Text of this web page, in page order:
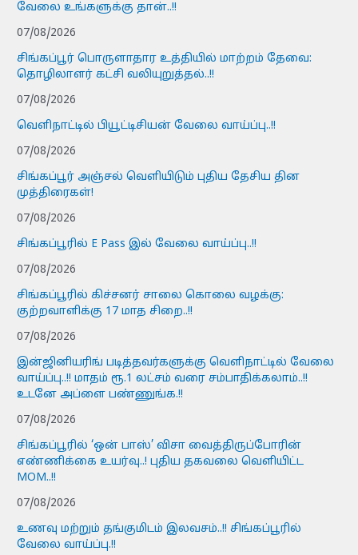
வேலை உங்களுக்கு தான்..!!
07/08/2026
சிங்கப்பூர் பொருளாதார உத்தியில் மாற்றம் தேவை:
தொழிலாளர் கட்சி வலியுறுத்தல்..!!
07/08/2026
வெளிநாட்டில் பியூட்டிசியன் வேலை வாய்ப்பு..!!
07/08/2026
சிங்கப்பூர் அஞ்சல் வெளியிடும் புதிய தேசிய தின
முத்திரைகள்!
07/08/2026
சிங்கப்பூரில் E Pass இல் வேலை வாய்ப்பு..!!
07/08/2026
சிங்கப்பூரில் கிச்சனர் சாலை கொலை வழக்கு:
குற்றவாளிக்கு 17 மாத சிறை..!!
07/08/2026
இன்ஜினியரிங் படித்தவர்களுக்கு வெளிநாட்டில் வேலை
வாய்ப்பு..!! மாதம் ரூ.1 லட்சம் வரை சம்பாதிக்கலாம்..!!
உடனே அப்ளை பண்ணுங்க.!!
07/08/2026
சிங்கப்பூரில் ‘ஒன் பாஸ்’ விசா வைத்திருப்போரின்
எண்ணிக்கை உயர்வு..! புதிய தகவலை வெளியிட்ட
MOM..!!
07/08/2026
உணவு மற்றும் தங்குமிடம் இலவசம்..!! சிங்கப்பூரில்
வேலை வாய்ப்பு.!!